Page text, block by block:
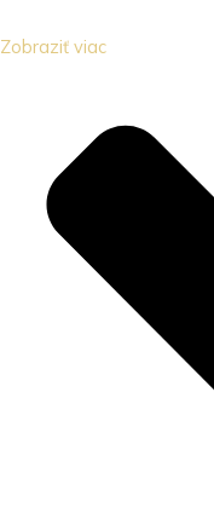
Zobraziť viac